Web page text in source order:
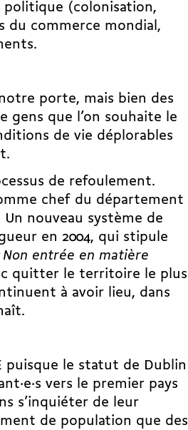
politique (colonisation,
du commerce mondial,
porte, mais bien des
gens que l’on souhaite le
de vie déplorables
de refoulement.
chef du département
nouveau système de
en 2004, qui stipule
Non entrée en matière
quitter le territoire le plus
à avoir lieu, dans
puisque le statut de Dublin
vers le premier pays
s’inquiéter de leur
de population que des